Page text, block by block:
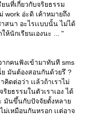
ยนที่เกี่ยวกับจริยธรรม
อ่ะดิ เค้าหมายถึง
นา อะไรเเบบนั้น ไม่ได้
ห้นักเรียนเองนะ ... "
ากคนฟังเข้ามาทันที sms
ย มันต้องสอนกันด้วยรึ ?
ดต่อว่า เเล้วถ้าเราไม่
ยธรรมในตัวเราเอง ได้
ะ มันขึ้นกับปัจจัยตั้งหลา
ม่เหมือนกันหรอก เเต่อาจ